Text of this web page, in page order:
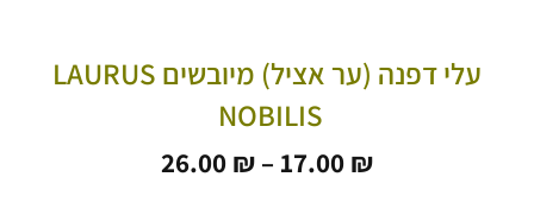
עלי דפנה (ער אציל) מיובשים LAURUS
NOBILIS
17.00 ₪
–
26.00 ₪ טווח